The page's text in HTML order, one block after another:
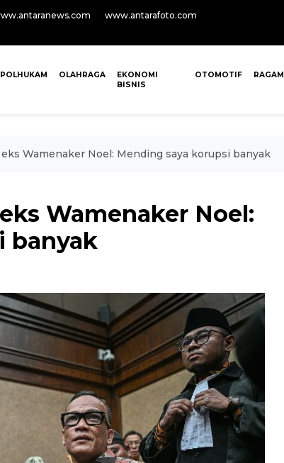
www.antarafoto.com
POLHUKAM OLAHRAGA
EKONOMI
BISNIS
OTOMOTIF RAGAM
Wamenaker Noel: Mending saya korupsi banyak
Wamenaker Noel:
banyak